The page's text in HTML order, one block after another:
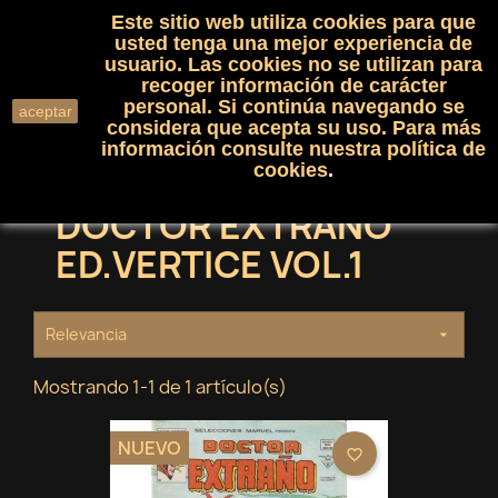
shopping_cart(0)

search
DOCTOR EXTRAÑO
ED.VERTICE VOL.1
Relevancia 
Mostrando 1-1 de 1 artículo(s)
NUEVO favorite_border
aceptar
Este sitio web utiliza cookies para que
usted tenga una mejor experiencia de
usuario. Las cookies no se utilizan para
recoger información de carácter
personal. Si continúa navegando se
considera que acepta su uso. Para más
información consulte nuestra política de
cookies.